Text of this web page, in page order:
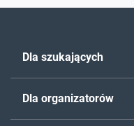
Dla szukających
Dla organizatorów